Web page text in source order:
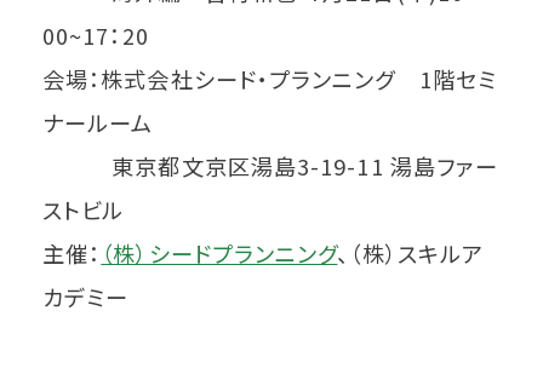
00~17：20
会場：株式会社シード・プランニング 1階セミ
ナールーム
東京都文京区湯島3-19-11 湯島ファー
ストビル
主催： （株）シードプランニング、（株）スキルア
カデミー